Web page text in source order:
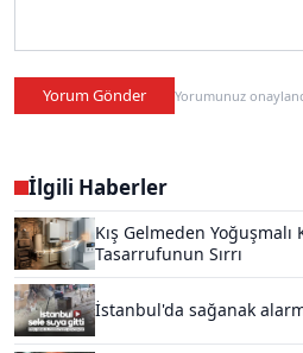
Yorum Gönder Yorumunuz
İlgili Haberler
Kış Gelmeden
Tasarrufunun Sırrı
İstanbul'da sağanak